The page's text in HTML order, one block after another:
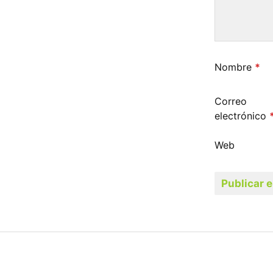
Nombre *
Correo
electrónico
Web